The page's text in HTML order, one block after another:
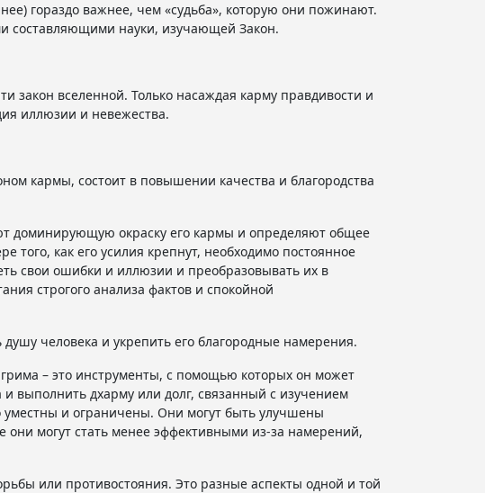
гораздо важнее, чем «судьба», которую они пожинают.
составляющими науки, изучающей Закон.
закон вселенной. Только насаждая карму правдивости и
иллюзии и невежества.
кармы, состоит в повышении качества и благородства
доминирующую окраску его кармы и определяют общее
того, как его усилия крепнут, необходимо постоянное
свои ошибки и иллюзии и преобразовывать их в
строгого анализа фактов и спокойной
человека и укрепить его благородные намерения.
– это инструменты, с помощью которых он может
выполнить дхарму или долг, связанный с изучением
уместны и ограничены. Они могут быть улучшены
они могут стать менее эффективными из-за намерений,
или противостояния. Это разные аспекты одной и той